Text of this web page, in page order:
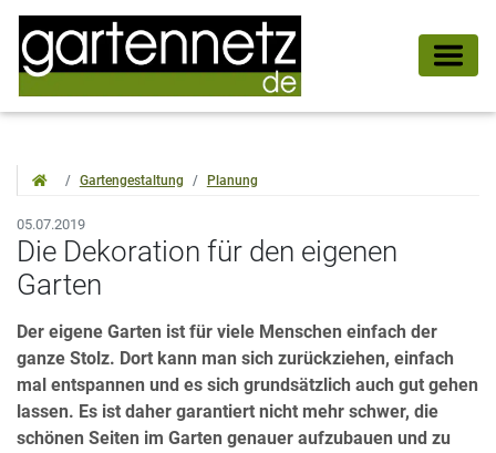
Gartengestaltung Planung
05.07.2019
Die Dekoration für den eigenen
Garten
Der eigene Garten ist für viele Menschen einfach der
ganze Stolz. Dort kann man sich zurückziehen, einfach
mal entspannen und es sich grundsätzlich auch gut gehen
lassen. Es ist daher garantiert nicht mehr schwer, die
schönen Seiten im Garten genauer aufzubauen und zu